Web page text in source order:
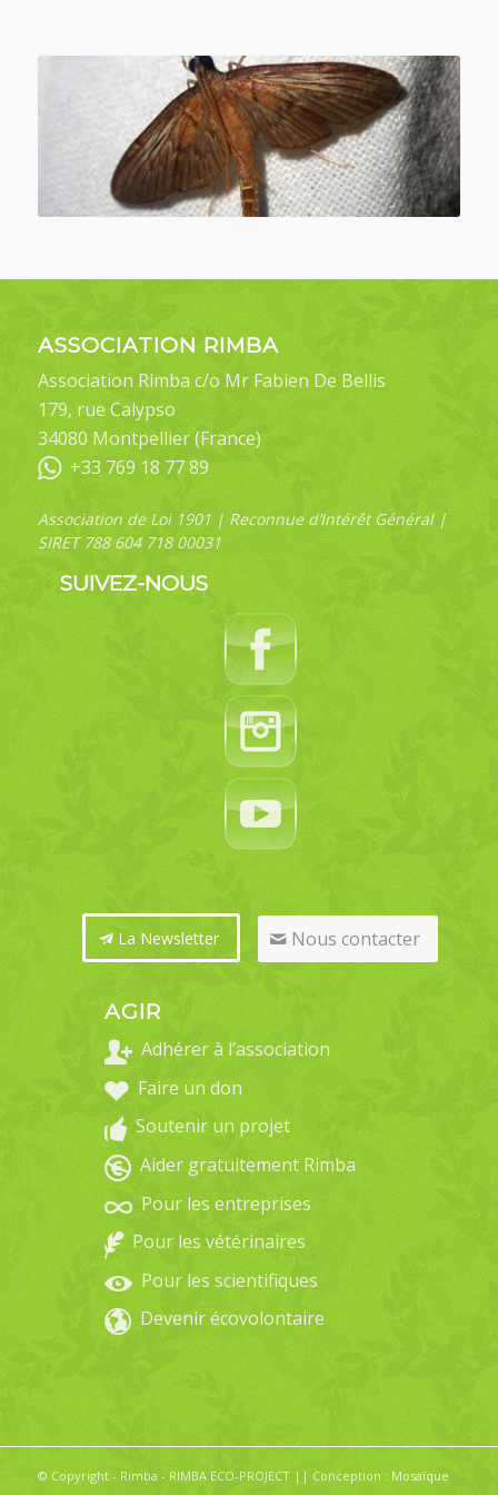
ASSOCIATION RIMBA
Association Rimba c/o Mr Fabien De Bellis
179, rue Calypso
34080 Montpellier (France)
+33 769 18 77 89
Association de Loi 1901 | Reconnue d’Intérêt Général |
SIRET 788 604 718 00031
SUIVEZ-NOUS
La Newsletter Nous contacter
AGIR
Adhérer à l’association
Faire un don
Soutenir un projet
Aider gratuitement Rimba
Pour les entreprises
Pour les vétérinaires
Pour les scientifiques
Devenir écovolontaire
© Copyright - Rimba - RIMBA ECO-PROJECT || Conception : Mosaïque